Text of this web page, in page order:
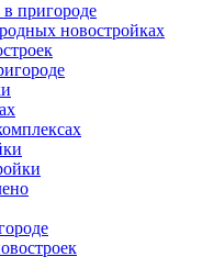
пригороде
новостройках